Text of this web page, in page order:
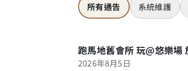
所有通告 系統維護
跑馬地舊會所 玩@悠樂場
2026年8月5日